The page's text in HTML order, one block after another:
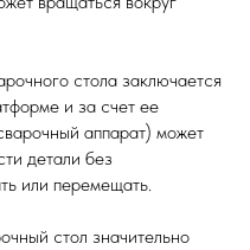
стола заключается
и за счет ее
аппарат) может
детали без
или перемещать.
стол значительно